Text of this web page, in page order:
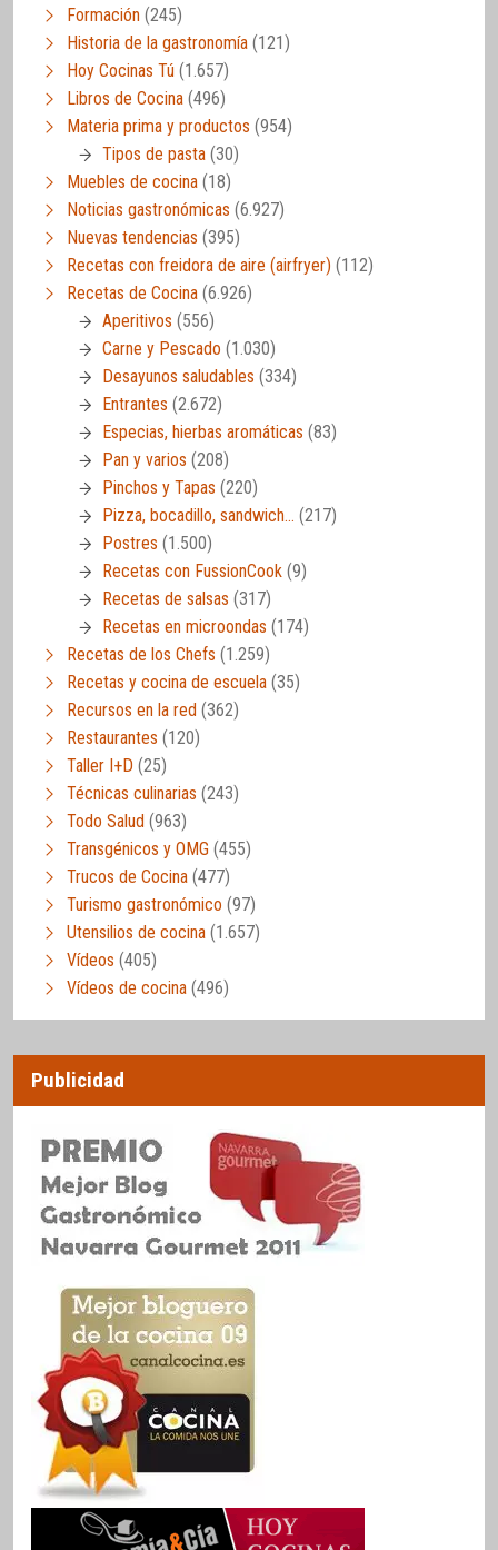
Formación (245)
Historia de la gastronomía (121)
Hoy Cocinas Tú (1.657)
Libros de Cocina (496)
Materia prima y productos (954)
Tipos de pasta (30)
Muebles de cocina (18)
Noticias gastronómicas (6.927)
Nuevas tendencias (395)
Recetas con freidora de aire (airfryer) (112)
Recetas de Cocina (6.926)
Aperitivos (556)
Carne y Pescado (1.030)
Desayunos saludables (334)
Entrantes (2.672)
Especias, hierbas aromáticas (83)
Pan y varios (208)
Pinchos y Tapas (220)
Pizza, bocadillo, sandwich… (217)
Postres (1.500)
Recetas con FussionCook (9)
Recetas de salsas (317)
Recetas en microondas (174)
Recetas de los Chefs (1.259)
Recetas y cocina de escuela (35)
Recursos en la red (362)
Restaurantes (120)
Taller I+D (25)
Técnicas culinarias (243)
Todo Salud (963)
Transgénicos y OMG (455)
Trucos de Cocina (477)
Turismo gastronómico (97)
Utensilios de cocina (1.657)
Vídeos (405)
Vídeos de cocina (496)
Publicidad